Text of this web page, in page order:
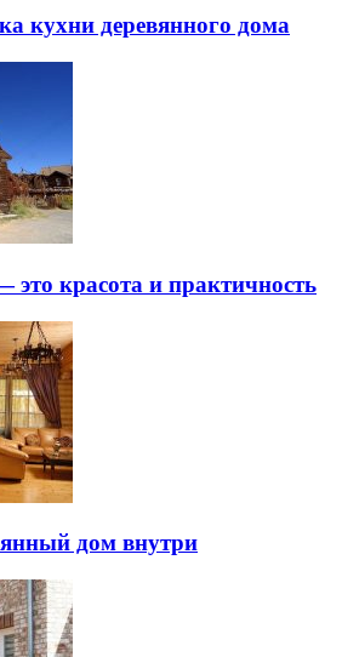
кухни деревянного дома
красота и практичность
дом внутри